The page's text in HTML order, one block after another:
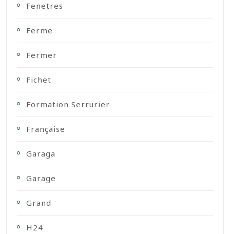
Fenetres
Ferme
Fermer
Fichet
Formation Serrurier
Française
Garaga
Garage
Grand
H24